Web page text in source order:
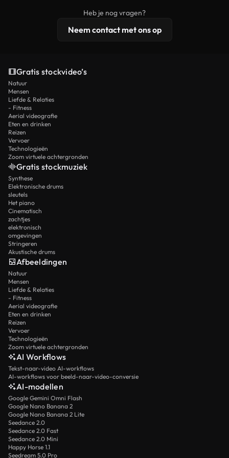
licentiebescherming omvat.
Heb je nog vragen?
Neem contact met ons op
Gratis stockvideo’s
Natuur
Mensen
Liefde & Relaties
- Fitness
Aerial videografie
Eten en drinken
Reizen
Vervoer
Technologieën
Zoom virtuele achtergronden
Gratis stockmuziek
Synthese
Elektronische drums
sleutels
Het piano
Cinematisch
zachtjes
elektronisch
omgevingen
Stringeren
Akustische drums
Afbeeldingen
Natuur
Mensen
Liefde & Relaties
- Fitness
Aerial videografie
Eten en drinken
Reizen
Vervoer
Technologieën
Zoom virtuele achtergronden
AI Workflows
Tekst-naar-video AI-workflows
AI-workflows voor beeld-naar-video-conversie
AI-modellen
Google Gemini Omni Flash
Google Nano Banana 2
Google Nano Banana 2 Lite
Seedance 2.0
Seedance 2.0 Fast
Seedance 2.0 Mini
Happy Horse 1.1
Seedream 5.0 Pro